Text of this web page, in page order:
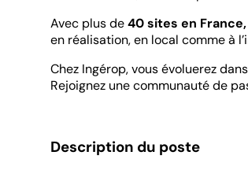
Avec plus de40 sites en
en réalisation, en local comme à
Chez Ingérop, vous évoluerez
Rejoignez une communauté de
Description du poste